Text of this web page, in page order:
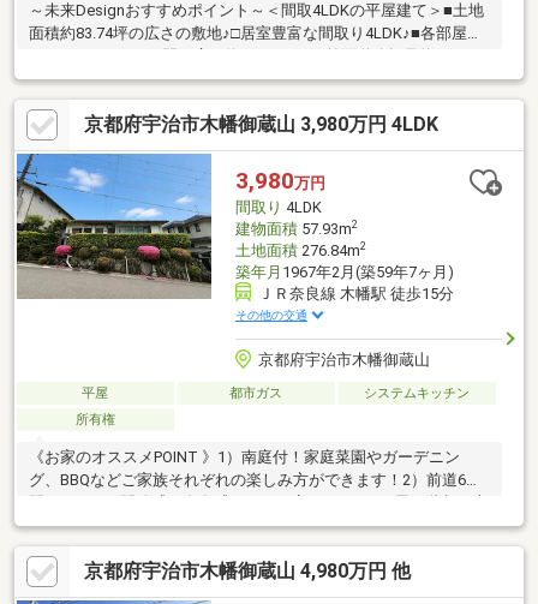
～未来Designおすすめポイント～＜間取4LDKの平屋建て＞■土地
面積約83.74坪の広さの敷地♪□居室豊富な間取り4LDK♪■各部屋ゆ
います♪■交通量の少ない安全なエリア♪＜バスの利便性＞■JR奈良
線【木幡】駅徒歩約15分！□物件徒歩約4分に最寄りのバス停【西
住宅】停ございます♪ ＜閑静な住宅地です＞■静かな住宅街の一
角に立地、落ち着いた佇まいです♪＜周辺施設＞□フレンドマート
御蔵山店 徒歩約10分！■セブンイレブン宇治木幡店 徒歩約9
分！□キリン堂木幡店 徒歩約10分！ お気軽にお問合せ下さい♪
京都府宇治市木幡御蔵山 3,980万円 4LDK
3,980万円
間取り 4LDK
建物面積57.93m2
土地面積276.84m2
築年月 1967年2月(築59年7ヶ月)
ＪＲ奈良線 木幡駅 徒歩15分
その他の交通
京都府宇治市木幡御蔵山
平屋 都市ガス
システムキッチン
所有権
《お家のオススメPOINT 》1）南庭付！家庭菜園やガーデニン
グ、BBQなどご家族それぞれの楽しみ方ができます！2）前道6ｍ×
間口16.2ｍ！開放感＆存在感のあるお家です！3）平屋は階段の上
り下りがなく、家事や移動がスムーズです！家族とのつながりを
感じやすい！《 周辺施設 》・御蔵山小学校…歩7分（約507ｍ）・
セブンイレブン…歩9分（約701ｍ）・登りこども園…徒歩10分
（約778ｍ）・フレンドマート…歩10分（約767ｍ）資料請求など
京都府宇治市木幡御蔵山 4,980万円 他